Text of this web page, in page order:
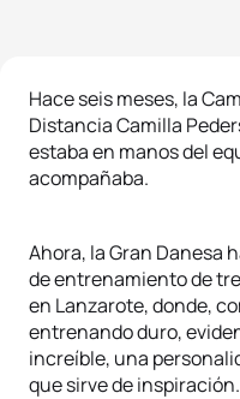
Hace seis meses, la
Distancia Camilla
estaba en manos del
acompañaba.
Ahora, la Gran Danesa
de entrenamiento de
en Lanzarote, donde,
entrenando duro,
increíble, una
que sirve de inspiración.